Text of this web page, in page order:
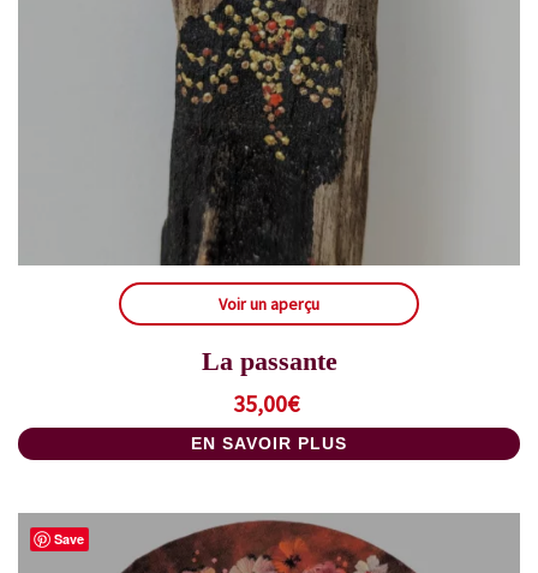
Voir un aperçu
La passante
35,00€
EN SAVOIR PLUS
Save